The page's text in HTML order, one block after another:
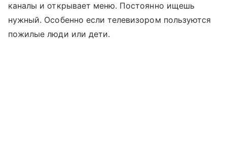
каналы и открывает меню. Постоянно ищешь
нужный. Особенно если телевизором пользуются
пожилые люди или дети.